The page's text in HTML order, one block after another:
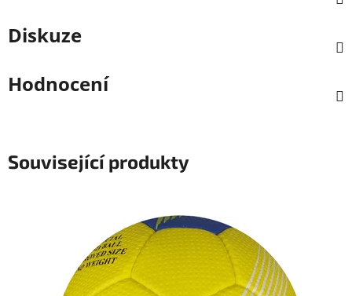
Diskuze
Hodnocení
Související produkty